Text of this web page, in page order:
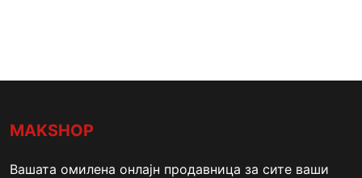
MAKSHOP
Вашата омилена онлајн продавница за сите ваши